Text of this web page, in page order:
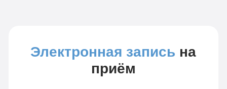
Электронная запись на
приём